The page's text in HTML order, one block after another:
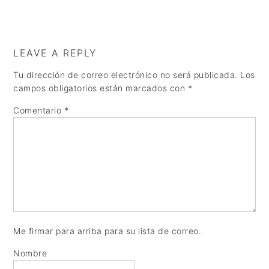
LEAVE A REPLY
Tu dirección de correo electrónico no será publicada. Los
campos obligatorios están marcados con *
Comentario *
Me firmar para arriba para su lista de correo.
Nombre